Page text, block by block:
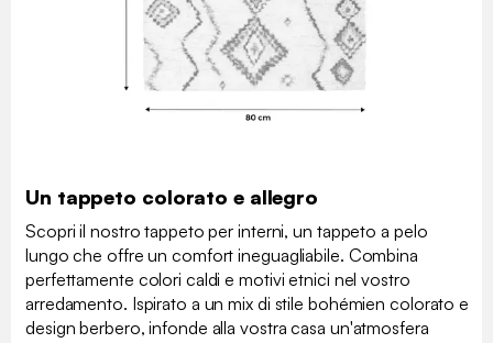
Un tappeto colorato e allegro
Scopri il nostro tappeto per interni, un tappeto a pelo
lungo che offre un comfort ineguagliabile. Combina
perfettamente colori caldi e motivi etnici nel vostro
arredamento. Ispirato a un mix di stile bohémien colorato e
design berbero, infonde alla vostra casa un'atmosfera